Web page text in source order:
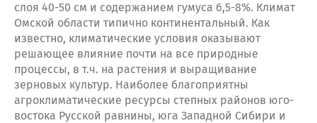
слоя 40-50 см и содержанием гумуса 6,5-8%. Климат
Омской области типично континентальный. Как
известно, климатические условия оказывают
решающее влияние почти на все природные
процессы, в т.ч. на растения и выращивание
зерновых культур. Наиболее благоприятны
агроклиматические ресурсы степных районов юго-
востока Русской равнины, юга Западной Сибири и